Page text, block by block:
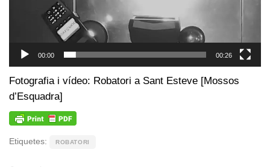
00:00 00:26
Fotografia i vídeo: Robatori a Sant Esteve [Mossos
d’Esquadra]
Etiquetes: ROBATORI